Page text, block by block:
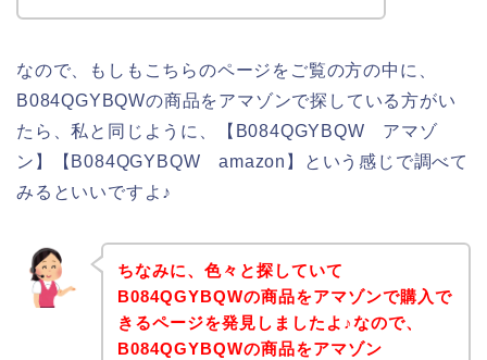
なので、もしもこちらのページをご覧の方の中に、
B084QGYBQWの商品をアマゾンで探している方がい
たら、私と同じように、【B084QGYBQW アマゾ
ン】【B084QGYBQW amazon】という感じで調べて
みるといいですよ♪
ちなみに、色々と探していて
B084QGYBQWの商品をアマゾンで購入で
きるページを発見しましたよ♪なので、
B084QGYBQWの商品をアマゾン